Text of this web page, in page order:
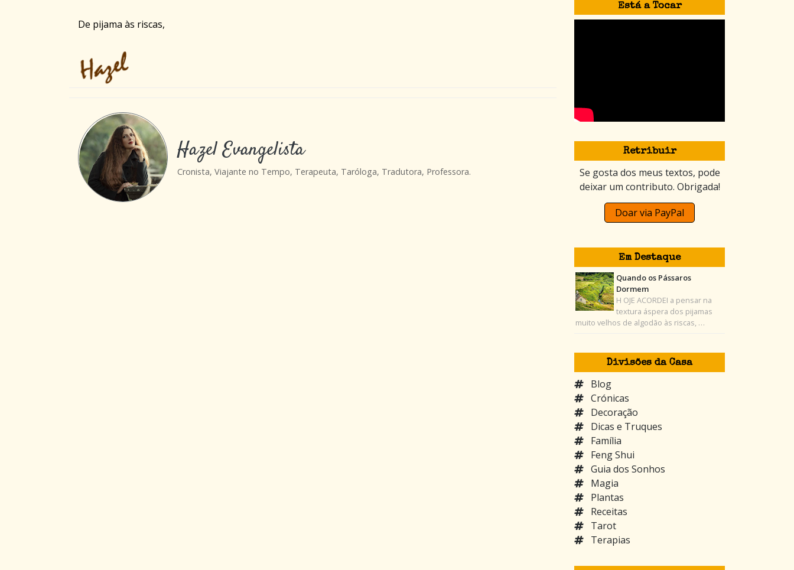
De pijama às riscas,
Hazel Evangelista
Cronista, Viajante no Tempo, Terapeuta, Taróloga, Tradutora, Professora.
Está a Tocar
Retribuir
Se gosta dos meus textos, pode
deixar um contributo. Obrigada!
Doar via PayPal
Em Destaque
Quando os Pássaros
Dormem
H OJE ACORDEI a pensar na
textura áspera dos pijamas
muito velhos de algodão às riscas, …
Divisões da Casa
Blog
Crónicas
Decoração
Dicas e Truques
Família
Feng Shui
Guia dos Sonhos
Magia
Plantas
Receitas
Tarot
Terapias